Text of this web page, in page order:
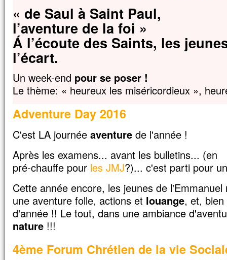
et il souffre beaucoup.
Souvent il tombe dans le feu
et, souvent aussi, dans l’eau.
Je l’ai amené à tes disciples,
mais ils n’ont pas pu le guérir. »
combien de temps devrai-je rester avec
Combien de temps devrai-je vous
Jésus menaça le démon,
À l’heure même, l’enfant fut guéri.
et lui dirent en particulier :
« Pour quelle raison est-ce que nous,
nous n’avons pas réussi à l’expulser ? »
« En raison de votre peu de foi.
Amen, je vous le dis :
si vous avez de la foi
et elle se transportera ;
« de Saul à Saint Paul,
l’aventure de la foi »
Á l’écoute des Saints, les
l’écart.
Un week-end pour se poser !
Le thème: « heureux les miséricordieux »,
Adventure Day 2016
C'est LA journée aventure de l'année !
Après les examens... avant les bulletins... (en
pré-chauffe pour les JMJ?)... c'est parti pour
Cette année encore, les jeunes de
une aventure folle, actions et louange, et,
d'année !! Le tout, dans une ambiance
nature !!!
4ème Forum Chrétien de la vie